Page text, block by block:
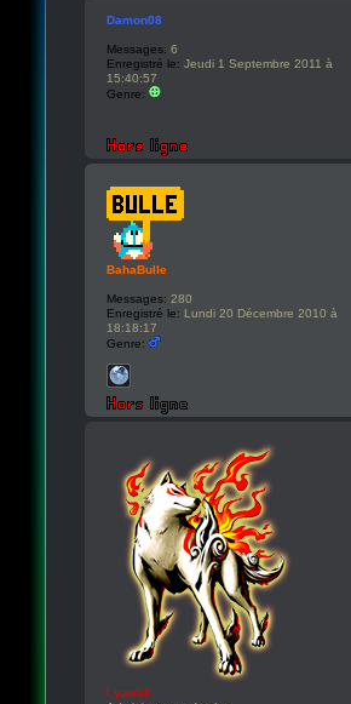
Damon08
Messages: 6
Enregistré le: Jeudi 1 Septembre 2011 à
15:40:57
Genre:
BahaBulle
Messages: 280
Enregistré le: Lundi 20 Décembre 2010 à
18:18:17
Genre:
Lyan53